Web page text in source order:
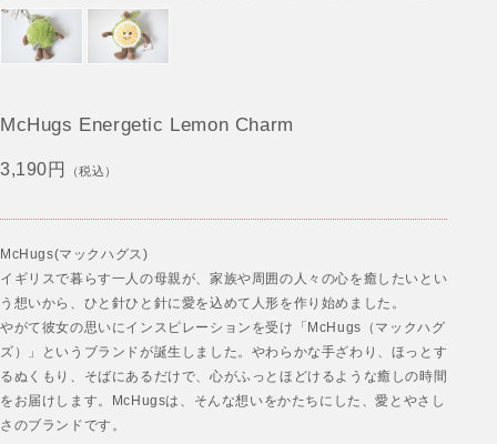
McHugs Energetic Lemon Charm
3,190円 （税込）
McHugs(マックハグス)
イギリスで暮らす一人の母親が、家族や周囲の人々の心を癒したいとい
う想いから、ひと針ひと針に愛を込めて人形を作り始めました。
やがて彼女の思いにインスピレーションを受け「McHugs（マックハグ
ズ）」というブランドが誕生しました。やわらかな手ざわり、ほっとす
るぬくもり、そばにあるだけで、心がふっとほどけるような癒しの時間
をお届けします。McHugsは、そんな想いをかたちにした、愛とやさし
さのブランドです。